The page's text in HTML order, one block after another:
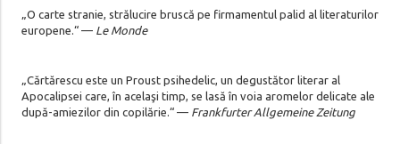
„O carte stranie, strălucire bruscă pe firmamentul palid al literaturilor
europene.“ — Le Monde
„Cărtărescu este un Proust psihedelic, un degustător literar al
Apocalipsei care, în acelaşi timp, se lasă în voia aromelor delicate ale
după-amiezilor din copilărie.“ — Frankfurter Allgemeine Zeitung